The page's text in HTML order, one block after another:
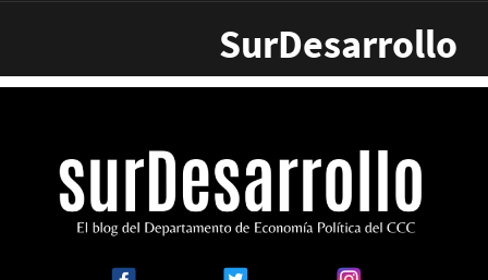
SurDesarrollo